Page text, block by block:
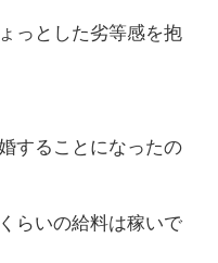
っとした劣等感を抱
することになったの
らいの給料は稼いで